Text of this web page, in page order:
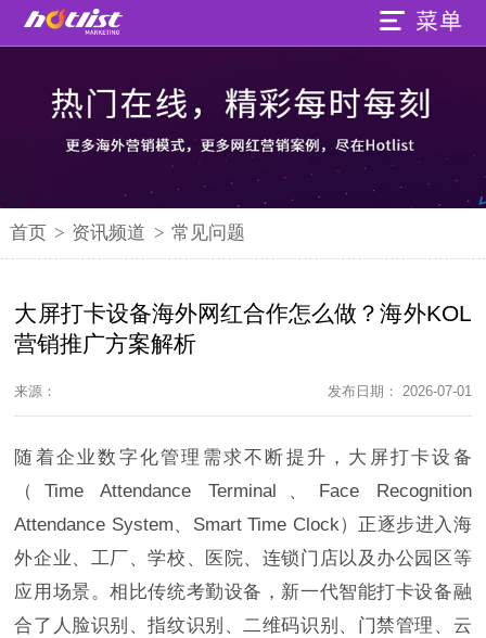
首页 > 资讯频道 > 常见问题
大屏打卡设备海外网红合作怎么做？海外KOL
营销推广方案解析
来源： 发布日期： 2026-07-01
随着企业数字化管理需求不断提升，大屏打卡设备
（Time Attendance Terminal、Face Recognition
Attendance System、Smart Time Clock）正逐步进入海
外企业、工厂、学校、医院、连锁门店以及办公园区等
应用场景。相比传统考勤设备，新一代智能打卡设备融
合了人脸识别、指纹识别、二维码识别、门禁管理、云